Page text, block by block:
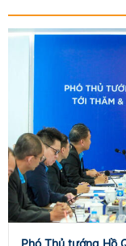
Phó Thủ tướng Hồ